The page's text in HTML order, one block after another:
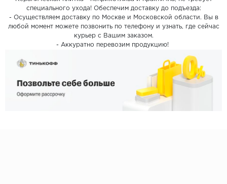
специального ухода! Обеспечим доставку до подъезда:
- Осуществляем доставку по Москве и Московской области. Вы в
любой момент можете позвонить по телефону и узнать, где сейчас
курьер с Вашим заказом.
- Аккуратно перевозим продукцию!